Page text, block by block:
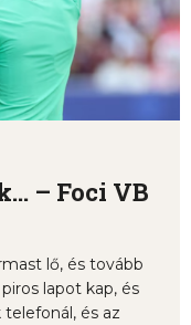
– Foci VB
lő, és tovább
lapot kap, és
és az